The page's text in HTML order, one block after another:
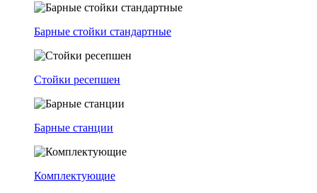
Барные стойки стандартные
Стойки ресепшен
Барные станции
Комплектующие